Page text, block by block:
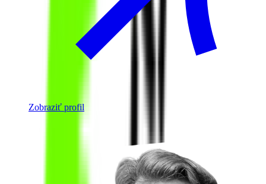
Zobraziť profil